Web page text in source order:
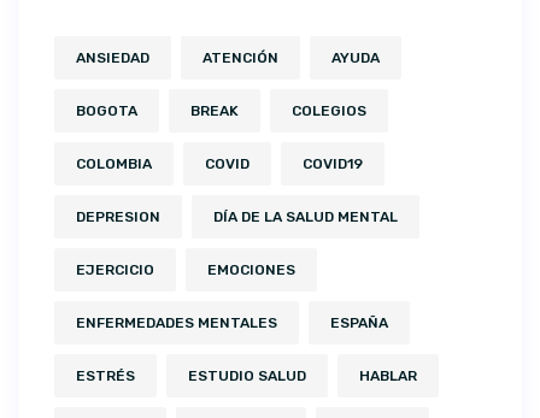
ANSIEDAD ATENCIÓN AYUDA
BOGOTA BREAK COLEGIOS
COLOMBIA COVID COVID19
DEPRESION DÍA DE LA SALUD MENTAL
EJERCICIO EMOCIONES
ENFERMEDADES MENTALES ESPAÑA
ESTRÉS ESTUDIO SALUD HABLAR